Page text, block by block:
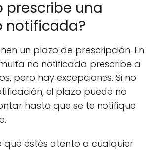
prescribe una
notificada?
un plazo de prescripción. En
no notificada prescribe a
pero hay excepciones. Si no
el plazo puede no
hasta que se te notifique
que estés atento a cualquier